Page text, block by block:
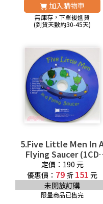
加入購物車
無庫存，下單後進貨
(到貨天數約30-45天)
5.Five Little Men In
Flying Saucer (1CD
only)(韓國JY Books版)
廖彩杏老師推薦有聲書第
4週
定價：190 元
優惠價： 79 折 151 元
未開放訂購
限量商品已售完